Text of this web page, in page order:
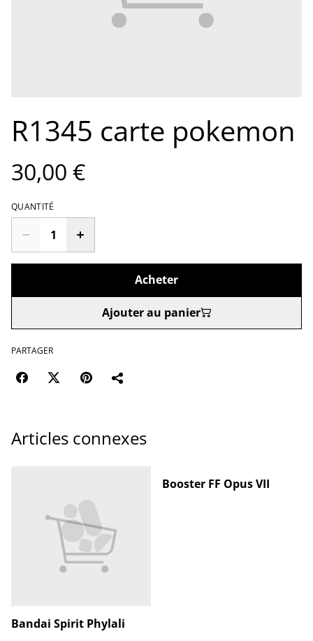
R1345 carte pokemon
30,00 €
QUANTITÉ
Acheter
Ajouter au panier
PARTAGER
Articles connexes
Bandai Spirit Phylali
Booster FF Opus VII